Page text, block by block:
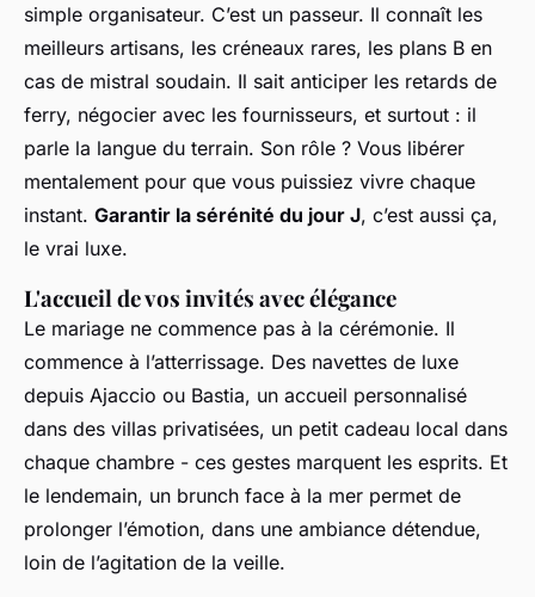
simple organisateur. C’est un passeur. Il connaît les
meilleurs artisans, les créneaux rares, les plans B en
cas de mistral soudain. Il sait anticiper les retards de
ferry, négocier avec les fournisseurs, et surtout : il
parle la langue du terrain. Son rôle ? Vous libérer
mentalement pour que vous puissiez vivre chaque
instant. Garantir la sérénité du jour J, c’est aussi ça,
le vrai luxe.
L'accueil de vos invités avec élégance
Le mariage ne commence pas à la cérémonie. Il
commence à l’atterrissage. Des navettes de luxe
depuis Ajaccio ou Bastia, un accueil personnalisé
dans des villas privatisées, un petit cadeau local dans
chaque chambre - ces gestes marquent les esprits. Et
le lendemain, un brunch face à la mer permet de
prolonger l’émotion, dans une ambiance détendue,
loin de l’agitation de la veille.